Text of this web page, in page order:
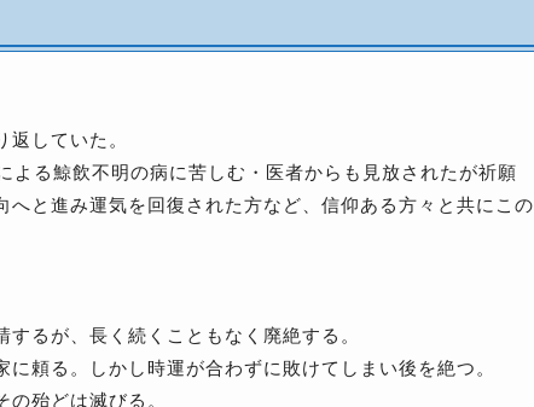
していた。
る鯨飲不明の病に苦しむ・医者からも見放されたが祈願
と進み運気を回復された方など、信仰ある方々と共にこの
るが、長く続くこともなく廃絶する。
頼る。しかし時運が合わずに敗けてしまい後を絶つ。
殆どは滅びる。